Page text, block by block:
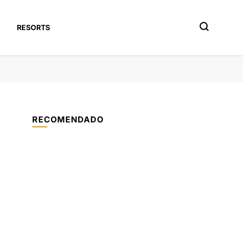
RESORTS
RECOMENDADO